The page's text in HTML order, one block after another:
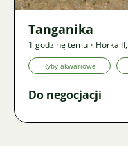
Tanganika
1 godzinę temu • Horka II,
Ryby akwariowe
Do negocjacji